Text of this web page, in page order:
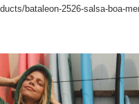
bataleon-2526-salsa-boa-
Ten
produkt
ma